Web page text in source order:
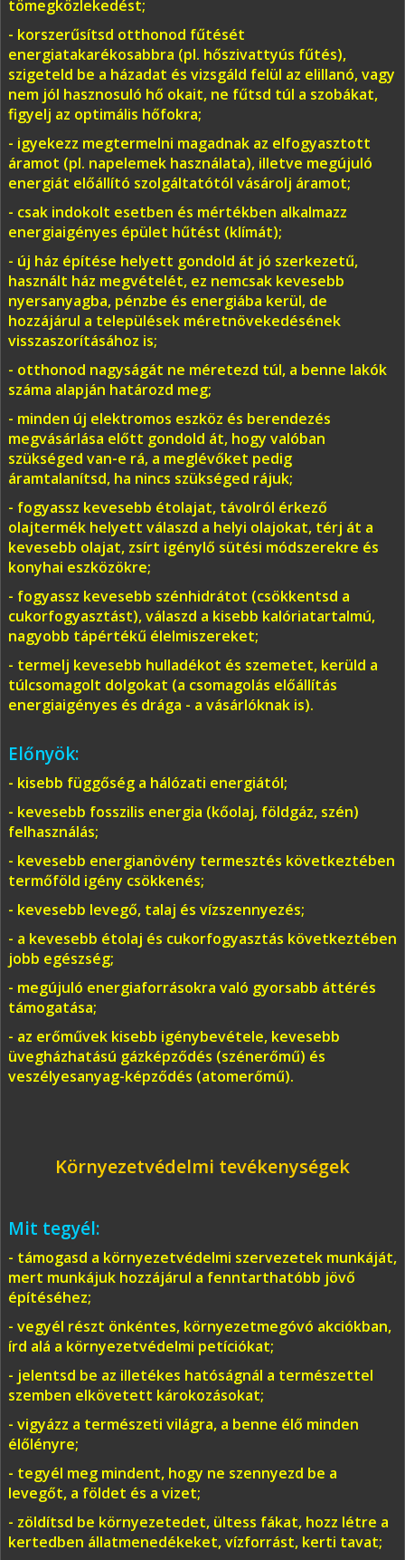
tömegközlekedést;
- korszerűsítsd otthonod fűtését
energiatakarékosabbra (pl. hőszivattyús fűtés),
szigeteld be a házadat és vizsgáld felül az elillanó, vagy
nem jól hasznosuló hő okait, ne fűtsd túl a szobákat,
figyelj az optimális hőfokra;
- igyekezz megtermelni magadnak az elfogyasztott
áramot (pl. napelemek használata), illetve megújuló
energiát előállító szolgáltatótól vásárolj áramot;
- csak indokolt esetben és mértékben alkalmazz
energiaigényes épület hűtést (klímát);
- új ház építése helyett gondold át jó szerkezetű,
használt ház megvételét, ez nemcsak kevesebb
nyersanyagba, pénzbe és energiába kerül, de
hozzájárul a települések méretnövekedésének
visszaszorításához is;
- otthonod nagyságát ne méretezd túl, a benne lakók
száma alapján határozd meg;
- minden új elektromos eszköz és berendezés
megvásárlása előtt gondold át, hogy valóban
szükséged van-e rá, a meglévőket pedig
áramtalanítsd, ha nincs szükséged rájuk;
- fogyassz kevesebb étolajat, távolról érkező
olajtermék helyett válaszd a helyi olajokat, térj át a
kevesebb olajat, zsírt igénylő sütési módszerekre és
konyhai eszközökre;
- fogyassz kevesebb szénhidrátot (csökkentsd a
cukorfogyasztást), válaszd a kisebb kalóriatartalmú,
nagyobb tápértékű élelmiszereket;
- termelj kevesebb hulladékot és szemetet, kerüld a
túlcsomagolt dolgokat (a csomagolás előállítás
energiaigényes és drága - a vásárlóknak is).
Előnyök:
- kisebb függőség a hálózati energiától;
- kevesebb fosszilis energia (kőolaj, földgáz, szén)
felhasználás;
- kevesebb energianövény termesztés következtében
termőföld igény csökkenés;
- kevesebb levegő, talaj és vízszennyezés;
- a kevesebb étolaj és cukorfogyasztás következtében
jobb egészség;
- megújuló energiaforrásokra való gyorsabb áttérés
támogatása;
- az erőművek kisebb igénybevétele, kevesebb
üvegházhatású gázképződés (szénerőmű) és
veszélyesanyag-képződés (atomerőmű).
Környezetvédelmi tevékenységek
Mit tegyél:
- támogasd a környezetvédelmi szervezetek munkáját,
mert munkájuk hozzájárul a fenntarthatóbb jövő
építéséhez;
- vegyél részt önkéntes, környezetmegóvó akciókban,
írd alá a környezetvédelmi petíciókat;
- jelentsd be az illetékes hatóságnál a természettel
szemben elkövetett károkozásokat;
- vigyázz a természeti világra, a benne élő minden
élőlényre;
- tegyél meg mindent, hogy ne szennyezd be a
levegőt, a földet és a vizet;
- zöldítsd be környezetedet, ültess fákat, hozz létre a
kertedben állatmenedékeket, vízforrást, kerti tavat;